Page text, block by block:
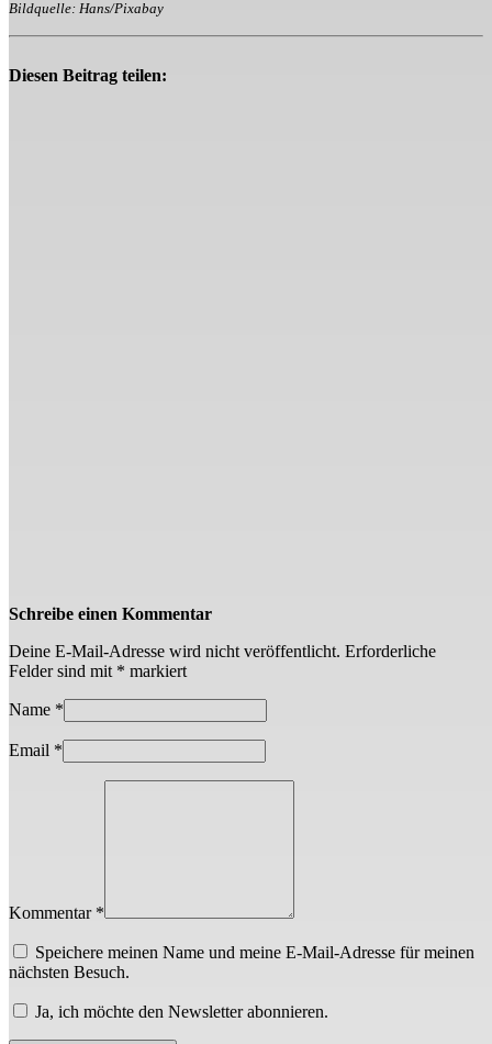
Bildquelle: Hans/Pixabay
Diesen Beitrag teilen:
Schreibe einen Kommentar
Deine E-Mail-Adresse wird nicht veröffentlicht. Erforderliche
Felder sind mit * markiert
Name *
Email *
Kommentar *
Speichere meinen Name und meine E-Mail-Adresse für meinen
nächsten Besuch.
Ja, ich möchte den Newsletter abonnieren.